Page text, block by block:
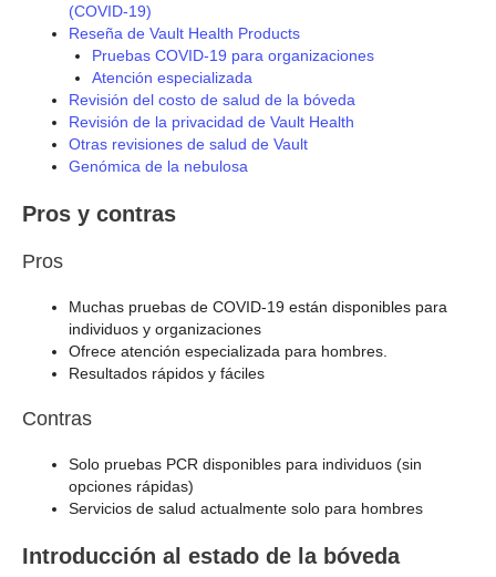
(COVID-19)
Reseña de Vault Health Products
Pruebas COVID-19 para organizaciones
Atención especializada
Revisión del costo de salud de la bóveda
Revisión de la privacidad de Vault Health
Otras revisiones de salud de Vault
Genómica de la nebulosa
Pros y contras
Pros
Muchas pruebas de COVID-19 están disponibles para
individuos y organizaciones
Ofrece atención especializada para hombres.
Resultados rápidos y fáciles
Contras
Solo pruebas PCR disponibles para individuos (sin
opciones rápidas)
Servicios de salud actualmente solo para hombres
Introducción al estado de la bóveda